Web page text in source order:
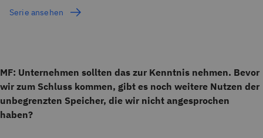
Serie ansehen
MF: Unternehmen sollten das zur Kenntnis nehmen. Bevor
wir zum Schluss kommen, gibt es noch weitere Nutzen der
unbegrenzten Speicher, die wir nicht angesprochen
haben?